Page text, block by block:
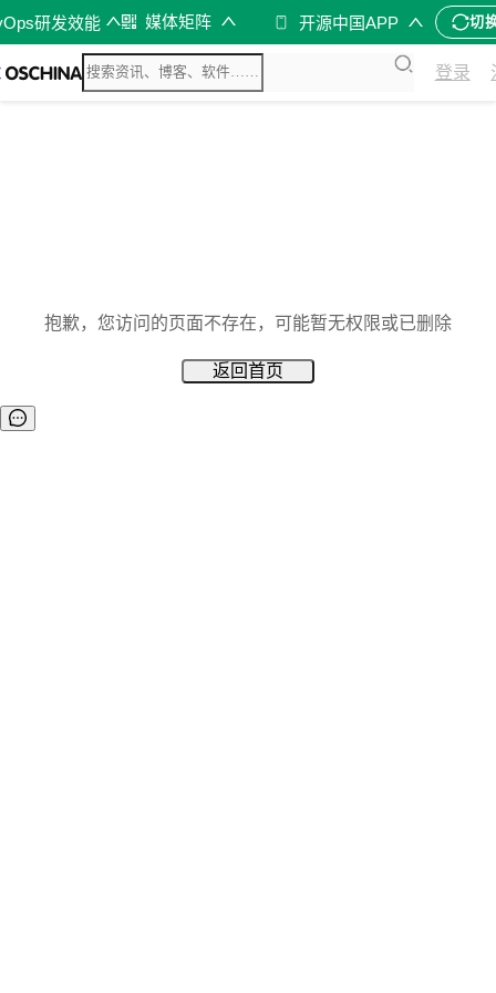
研发效能 媒体矩阵 开源中国APP 切
登录
抱歉，您访问的页面不存在，可能暂无权限或已删除
返回首页